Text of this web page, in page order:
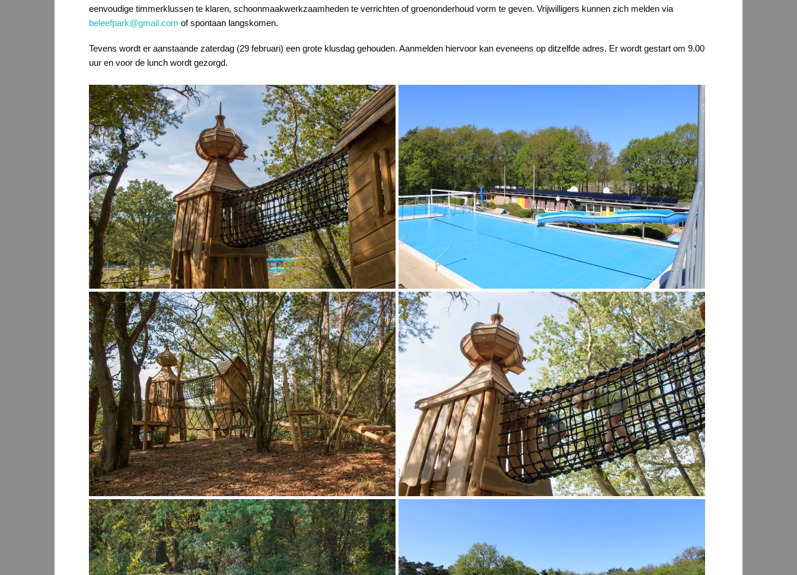
eenvoudige timmerklussen te klaren, schoonmaakwerkzaamheden te verrichten of groenonderhoud vorm te geven. Vrijwilligers kunnen zich melden via
beleefpark@gmail.com of spontaan langskomen.
Tevens wordt er aanstaande zaterdag (29 februari) een grote klusdag gehouden. Aanmelden hiervoor kan eveneens op ditzelfde adres. Er wordt gestart om 9.00
uur en voor de lunch wordt gezorgd.